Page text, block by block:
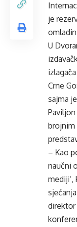
je
U
Crne
sajma
brojnim
– Kao
naučni
direktor